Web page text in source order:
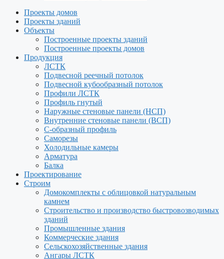
Проекты домов
Проекты зданий
Объекты
Построенные проекты зданий
Построенные проекты домов
Продукция
ЛСТК
Подвесной реечный потолок
Подвесной кубообразный потолок
Профили ЛСТК
Профиль гнутый
Наружные стеновые панели (НСП)
Внутренние стеновые панели (ВСП)
С-образный профиль
Саморезы
Холодильные камеры
Арматура
Балка
Проектирование
Строим
Домокомплекты с облицовкой натуральным
камнем
Строительство и производство быстровозводимых
зданий
Промышленные здания
Коммерческие здания
Сельскохозяйственные здания
Ангары ЛСТК